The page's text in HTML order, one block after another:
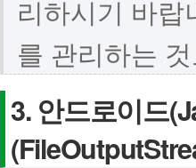
리하시기 바
를 관리하는
3. 안드로이드